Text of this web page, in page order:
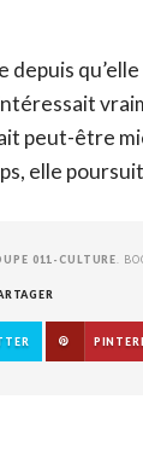
qu’elle
peut-être
elle
011-CULTURE .